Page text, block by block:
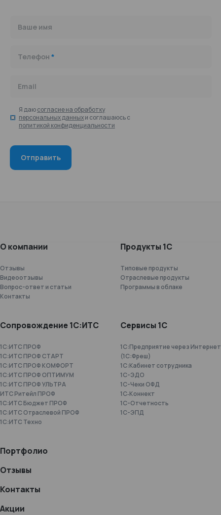
Ваше имя
Телефон *
Email
Я даюсогласие на обработку
персональных данныхи соглашаюсь с
политикой конфиденциальности
О компании
Отзывы
Видеоотзывы
Вопрос-ответ и статьи
Контакты
Продукты 1С
Типовые продукты
Отраслевые продукты
Программы в облаке
Сопровождение 1С:ИТС
1С:ИТС ПРОФ
1С:ИТС ПРОФ СТАРТ
1С:ИТС ПРОФ КОМФОРТ
1С:ИТС ПРОФ ОПТИМУМ
1С:ИТС ПРОФ УЛЬТРА
ИТС Ритейл ПРОФ
1С:ИТС Бюджет ПРОФ
1С:ИТС Отраслевой ПРОФ
1С:ИТС Техно
Сервисы 1С
1С:Предприятие через Интернет
(1С:Фреш)
1С:Кабинет сотрудника
1С-ЭДО
1С-Чеки ОФД
1С‑Коннект
1C-Отчетность
1С-ЭПД
Портфолио
Отзывы
Контакты
Акции